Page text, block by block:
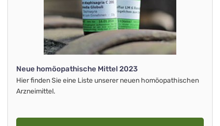
Neue homöopathische Mittel 2023
Hier finden Sie eine Liste unserer neuen homöopathischen
Arzneimittel.